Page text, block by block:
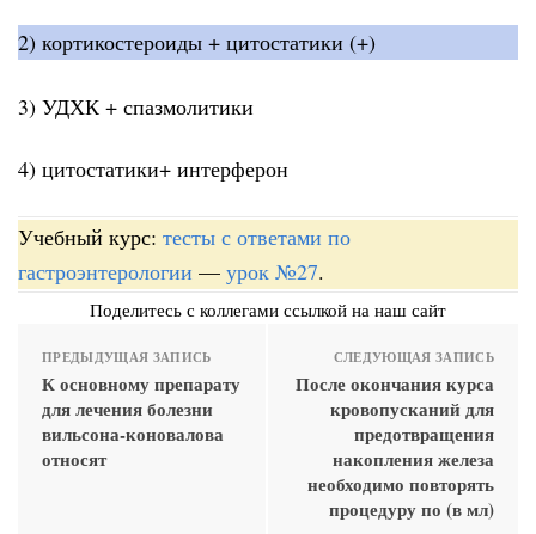
2) кортикостероиды + цитостатики (+)
3) УДХК + спазмолитики
4) цитостатики+ интерферон
Учебный курс: тесты с ответами по
гастроэнтерологии — урок №27.
Поделитесь с коллегами ссылкой на наш сайт
ПРЕДЫДУЩАЯ ЗАПИСЬ
К основному препарату
для лечения болезни
вильсона-коновалова
относят
СЛЕДУЮЩАЯ ЗАПИСЬ
После окончания курса
кровопусканий для
предотвращения
накопления железа
необходимо повторять
процедуру по (в мл)